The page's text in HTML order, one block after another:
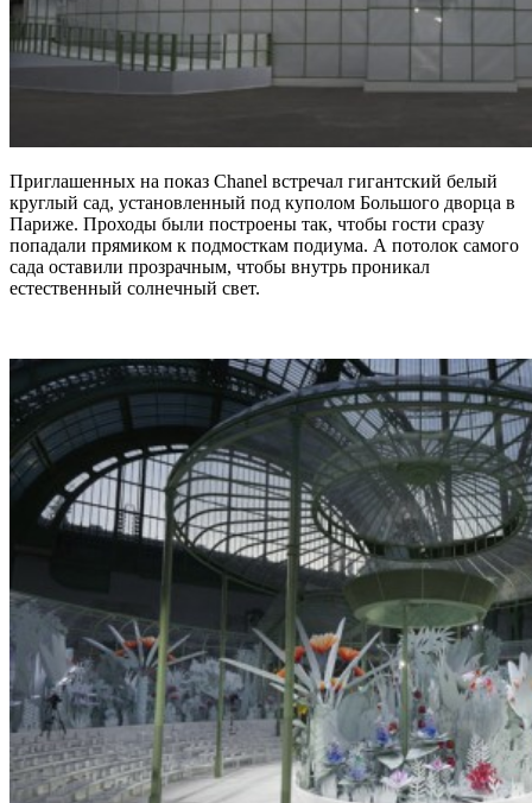
Приглашенных на показ Chanel встречал гигантский белый
круглый сад, установленный под куполом Большого дворца в
Париже. Проходы были построены так, чтобы гости сразу
попадали прямиком к подмосткам подиума. А потолок самого
сада оставили прозрачным, чтобы внутрь проникал
естественный солнечный свет.